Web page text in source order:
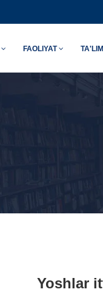
FAOLIYAT TA'LIM
Yoshlar